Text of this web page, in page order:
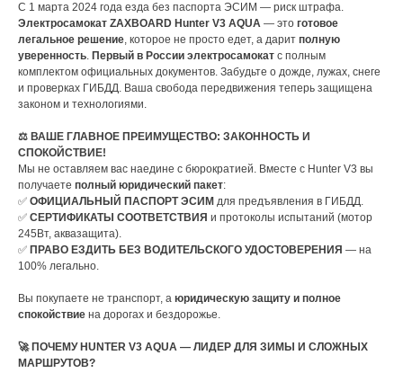
С 1 марта 2024 года езда без паспорта ЭСИМ — риск штрафа.
Электросамокат ZAXBOARD Hunter V3 AQUA — это готовое
легальное решение, которое не просто едет, а дарит полную
уверенность. Первый в России электросамокат с полным
комплектом официальных документов. Забудьте о дожде, лужах, снеге
и проверках ГИБДД. Ваша свобода передвижения теперь защищена
законом и технологиями.
⚖️ ВАШЕ ГЛАВНОЕ ПРЕИМУЩЕСТВО: ЗАКОННОСТЬ И
СПОКОЙСТВИЕ!
Мы не оставляем вас наедине с бюрократией. Вместе с Hunter V3 вы
получаете полный юридический пакет:
✅ ОФИЦИАЛЬНЫЙ ПАСПОРТ ЭСИМ для предъявления в ГИБДД.
✅ СЕРТИФИКАТЫ СООТВЕТСТВИЯ и протоколы испытаний (мотор
245Вт, аквазащита).
✅ ПРАВО ЕЗДИТЬ БЕЗ ВОДИТЕЛЬСКОГО УДОСТОВЕРЕНИЯ — на
100% легально.
Вы покупаете не транспорт, а юридическую защиту и полное
спокойствие на дорогах и бездорожье.
🚀 ПОЧЕМУ HUNTER V3 AQUA — ЛИДЕР ДЛЯ ЗИМЫ И СЛОЖНЫХ
МАРШРУТОВ?